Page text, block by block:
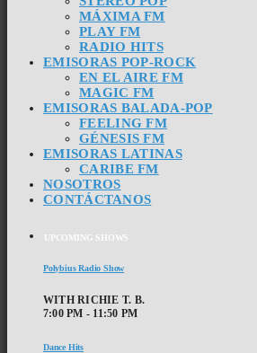
MÁXIMA FM
PLAY FM
RADIO HITS
EMISORAS POP-ROCK
EN EL AIRE FM
MAGIC FM
EMISORAS BALADA-POP
FEELING FM
GÉNESIS FM
EMISORAS LATINAS
CARIBE FM
NOSOTROS
CONTÁCTANOS
UPCOMING SHOWS
Polybius Radio Show
WITH RICHIE T. B.
7:00 PM - 11:50 PM
Dance Hits